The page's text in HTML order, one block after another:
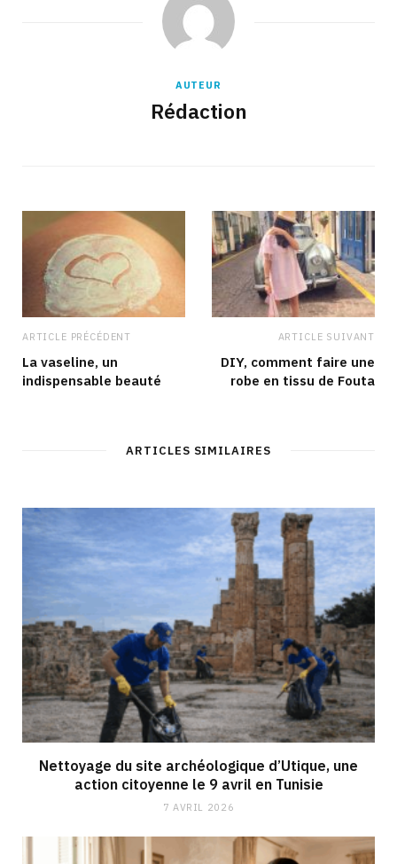
AUTEUR
Rédaction
ARTICLE PRÉCÉDENT
La vaseline, un
indispensable beauté
ARTICLE SUIVANT
DIY, comment faire une
robe en tissu de Fouta
ARTICLES SIMILAIRES
Nettoyage du site archéologique d’Utique, une
action citoyenne le 9 avril en Tunisie
7 AVRIL 2026